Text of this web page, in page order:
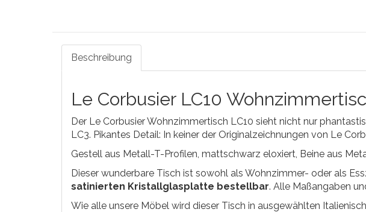
Beschreibung
Le Corbusier LC10
Der Le Corbusier Wohnzimmertisch LC10 sieht nicht nur
LC3. Pikantes Detail: In keiner der Originalzeichnungen von Le
Gestell aus Metall-T-Profilen, mattschwarz eloxiert, Beine aus
Dieser wunderbare Tisch ist sowohl als Wohnzimmer- oder als
satinierten Kristallglasplatte bestellbar. Alle Maßangaben
Wie alle unsere Möbel wird dieser Tisch in ausgewählten